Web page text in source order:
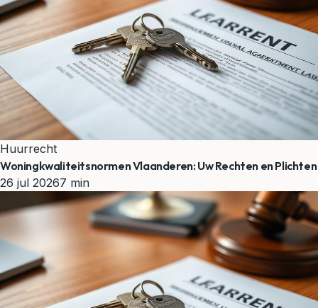
Huurrecht
Woningkwaliteitsnormen Vlaanderen: Uw Rechten en Plichten
26 jul 20267 min